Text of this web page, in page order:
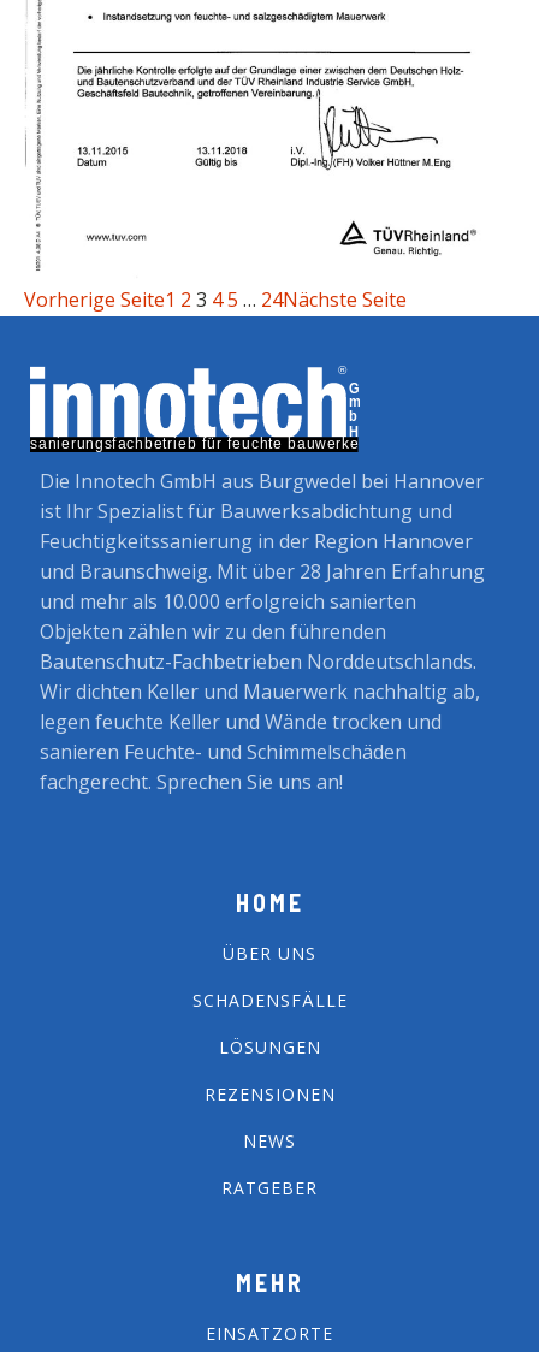
Vorherige Seite1 2 3 45 … 24Nächste Seite
Die Innotech GmbH aus Burgwedel bei Hannover
ist Ihr Spezialist für Bauwerksabdichtung und
Feuchtigkeitssanierung in der Region Hannover
und Braunschweig. Mit über 28 Jahren Erfahrung
und mehr als 10.000 erfolgreich sanierten
Objekten zählen wir zu den führenden
Bautenschutz-Fachbetrieben Norddeutschlands.
Wir dichten Keller und Mauerwerk nachhaltig ab,
legen feuchte Keller und Wände trocken und
sanieren Feuchte- und Schimmelschäden
fachgerecht. Sprechen Sie uns an!
HOME
ÜBER UNS
SCHADENSFÄLLE
LÖSUNGEN
REZENSIONEN
NEWS
RATGEBER
MEHR
EINSATZORTE